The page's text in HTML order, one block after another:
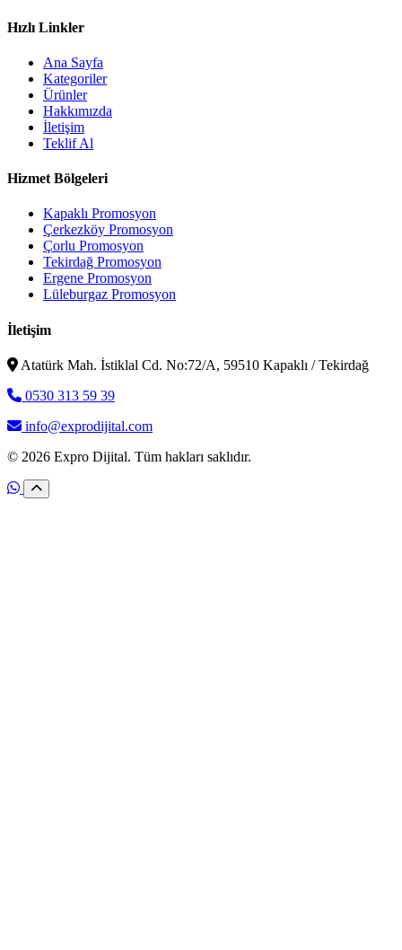
Hızlı Linkler
Ana Sayfa
Kategoriler
Ürünler
Hakkımızda
İletişim
Teklif Al
Hizmet Bölgeleri
Kapaklı Promosyon
Çerkezköy Promosyon
Çorlu Promosyon
Tekirdağ Promosyon
Ergene Promosyon
Lüleburgaz Promosyon
İletişim
Atatürk Mah. İstiklal Cd. No:72/A, 59510 Kapaklı / Tekirdağ
0530 313 59 39
info@exprodijital.com
© 2026 Expro Dijital. Tüm hakları saklıdır.